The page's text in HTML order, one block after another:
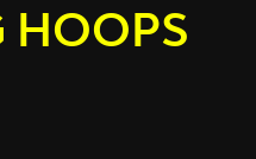
HOOPS